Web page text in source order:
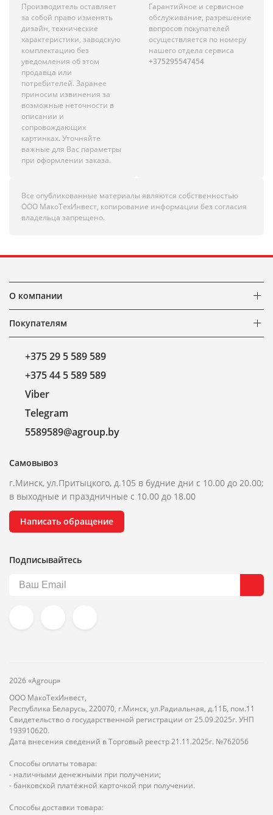
Производитель оставляет
за собой право изменять
дизайн, технические
характеристики, заводскую
комплектацию без
уведомления об этом
продавца или
потребителей. Заранее
приносим извинения за
возможные неточности в
описании и
сопровождающих
картинках. Уточняйте
важные для Вас параметры
при оформлении заказа.
Гарантийное и сервисное
обслуживание, разрешение
вопросов покупателей
осуществляется по номеру
нашего отдела сервиса
+375295547454
Все опубликованные материалы являются собственностью
ООО МакоТехИнвест, копирование информации без согласия
владельца запрещено.
О компании
Покупателям
+375 29 5 589 589
+375 44 5 589 589
Viber
Telegram
5589589@agroup.by
Самовывоз
г.Минск, ул.Притыцкого, д.105 в будние дни с 10.00 до 20.00;
в выходные и праздничные с 10.00 до 18.00
Написать обращение
Подписывайтесь
2026 «Agroup»
ООО МакоТехИнвест,
Республика Беларусь, 220070, г.Минск, ул.Радиальная, д.11Б, пом.11
Свидетельство о государственной регистрации от 25.09.2025г. УНП
193910620.
Дата внесения сведений в Торговый реестр 21.11.2025г. №762056
Способы оплаты товара:
- наличными денежными при получении;
- банковской платёжной карточкой при получении.
Способы доставки товара: